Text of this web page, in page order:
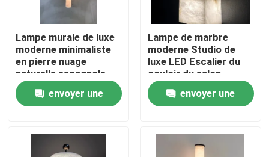
À la maison
À propos de nous
Lampe murale de luxe
moderne minimaliste
en pierre nuage
naturelle espagnole
pour salon, lampe de
couloir, lampe de
chevet en albâtre
envoyer une
Lampe de marbre
moderne Studio de
luxe LED Escalier du
couloir du salon
moderne Tête de
chambre Lampe
murale de marbre
envoyer une